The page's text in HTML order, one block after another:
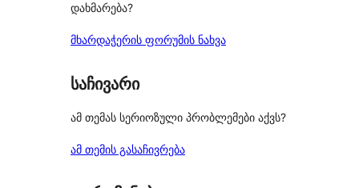
დახმარება?
მხარდაჭერის ფორუმის ნახვა
საჩივარი
ამ თემას სერიოზული პრობლემები აქვს?
ამ თემის გასაჩივრება